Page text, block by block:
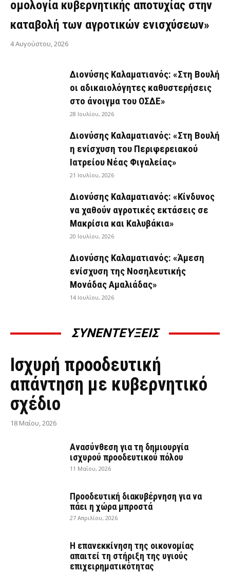
ομολογία κυβερνητικής αποτυχίας στην
καταβολή των αγροτικών ενισχύσεων»
4 Αυγούστου, 2026
Διονύσης Καλαματιανός: «Στη Βουλή
οι αδικαιολόγητες καθυστερήσεις
στο άνοιγμα του ΟΣΔΕ»
28 Ιουλίου, 2026
Διονύσης Καλαματιανός: «Στη Βουλή
η ενίσχυση του Περιφερειακού
Ιατρείου Νέας Φιγαλείας»
21 Ιουλίου, 2026
Διονύσης Καλαματιανός: «Κίνδυνος
να χαθούν αγροτικές εκτάσεις σε
Μακρίσια και Καλυβάκια»
20 Ιουλίου, 2026
Διονύσης Καλαματιανός: «Άμεση
ενίσχυση της Νοσηλευτικής
Μονάδας Αμαλιάδας»
14 Ιουλίου, 2026
ΣΥΝΕΝΤΕΥΞΕΙΣ
ΣΥΝΕΝΤΕΎΞΕΙΣ
Ισχυρή προοδευτική
απάντηση με κυβερνητικό
σχέδιο
18 Μαΐου, 2026
Ανασύνθεση για τη δημιουργία
ισχυρού προοδευτικού πόλου
11 Μαΐου, 2026
Προοδευτική διακυβέρνηση για να
πάει η χώρα μπροστά
27 Απριλίου, 2026
Η επανεκκίνηση της οικονομίας
απαιτεί τη στήριξη της υγιούς
επιχειρηματικότητας